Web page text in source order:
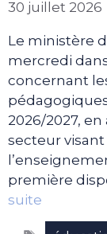
30 juillet 2026
Le ministère
mercredi
concernant
2026/2027,
secteur
première
suite